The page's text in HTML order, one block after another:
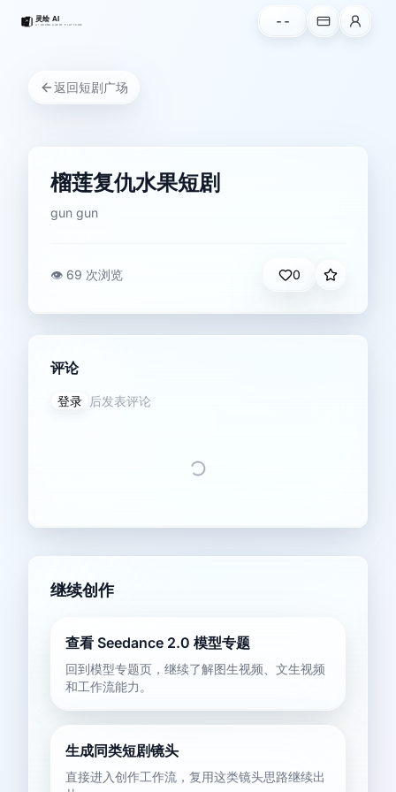
--
返回短剧广场
榴莲复仇水果短剧
gun gun
👁️ 69 次浏览 0
评论
登录 后发表评论
继续创作
查看 Seedance 2.0 模型专题
回到模型专题页，继续了解图生视频、文生视频
和工作流能力。
生成同类短剧镜头
直接进入创作工作流，复用这类镜头思路继续出